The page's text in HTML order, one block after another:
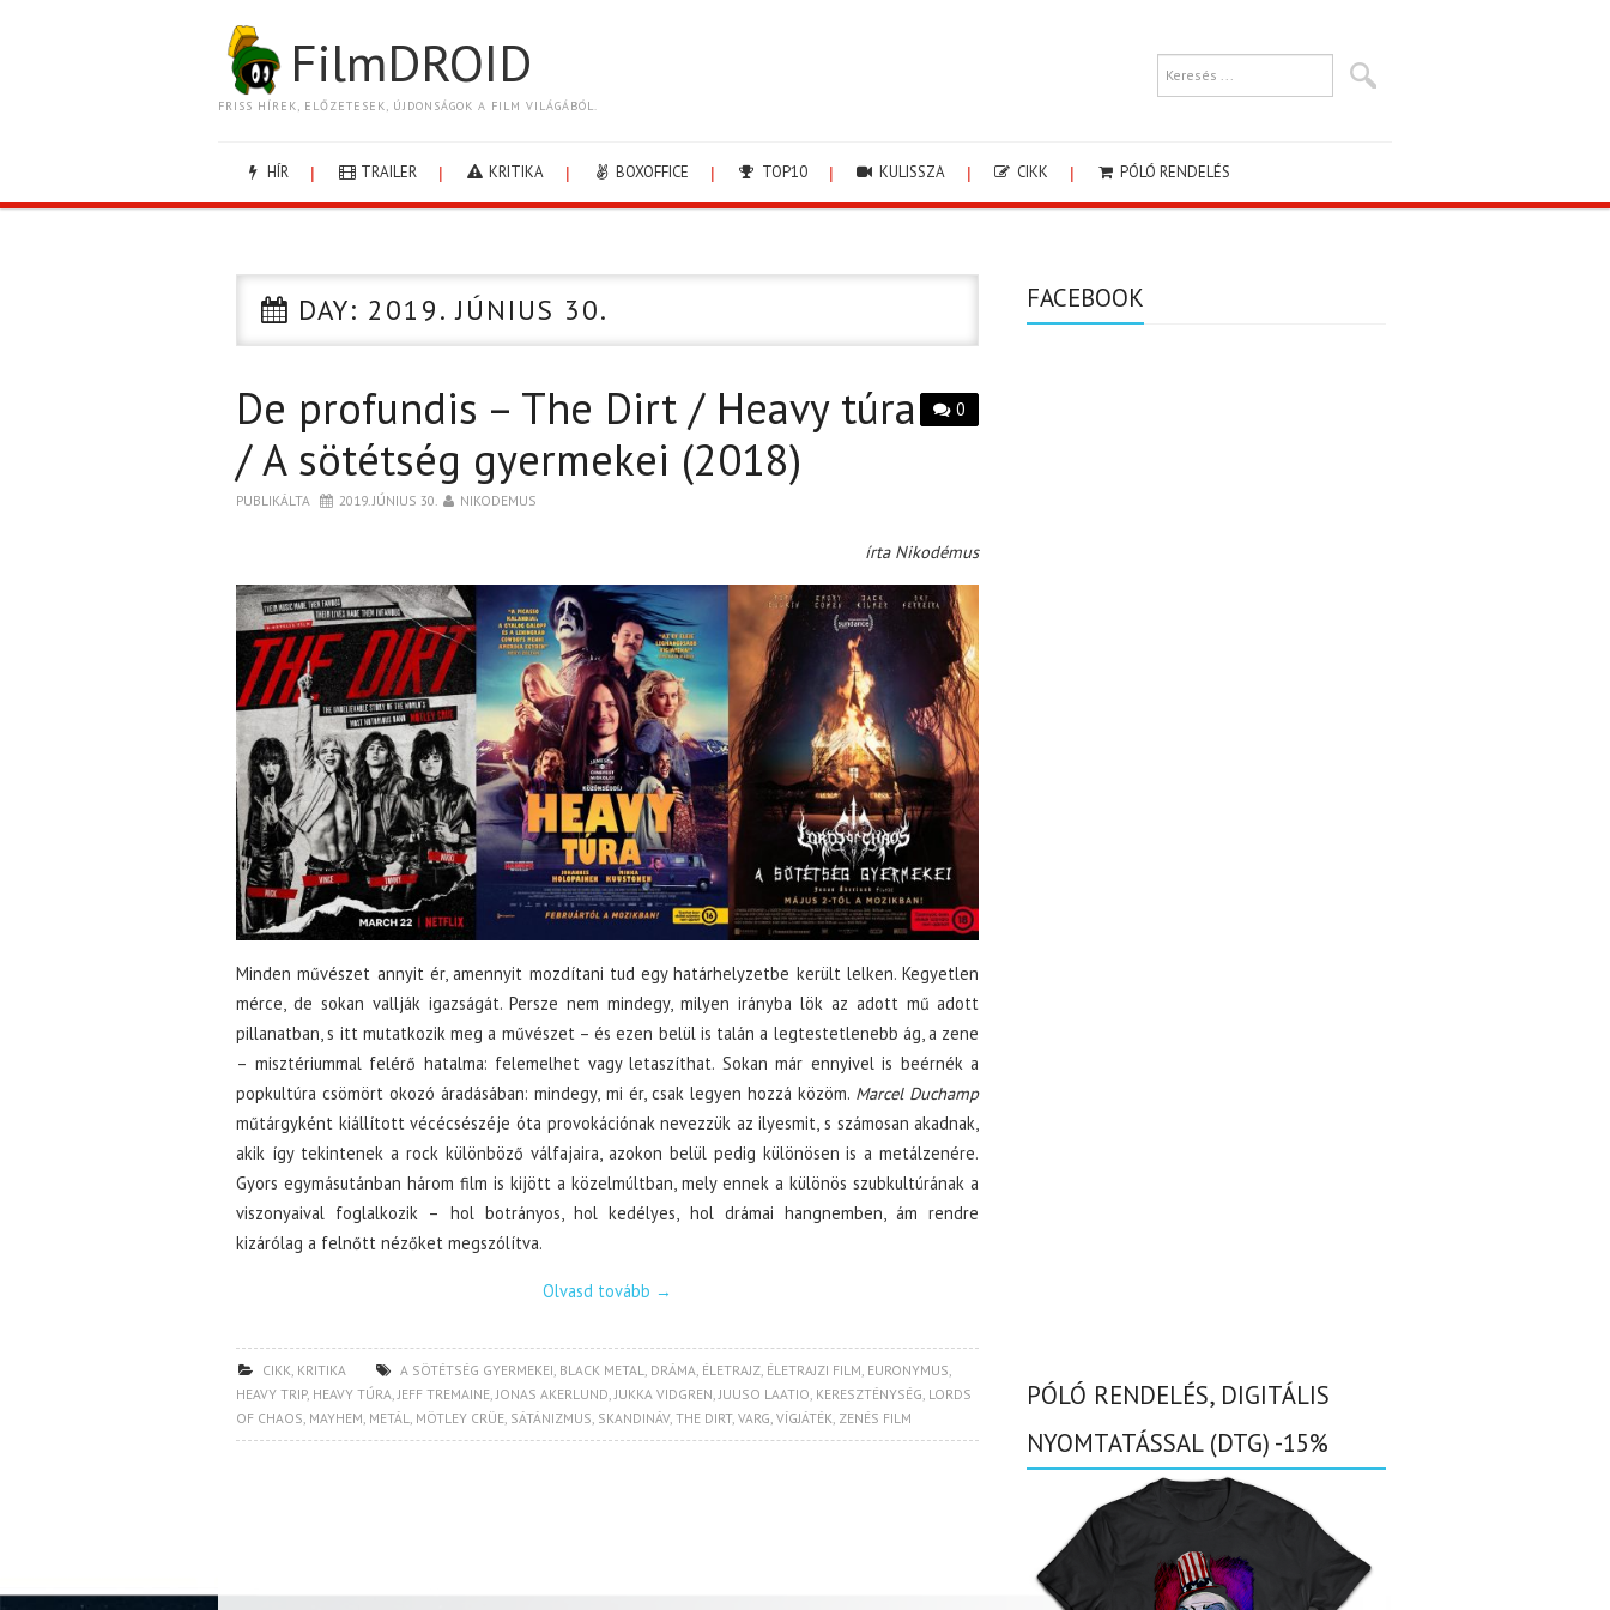
FilmDROID
FRISS HÍREK, ELŐZETESEK, ÚJDONSÁGOK A FILM VILÁGÁBÓL.
HÍR TRAILER KRITIKA BOXOFFICE TOP10 KULISSZA CIKK PÓLÓ RENDELÉS
DAY: 2019. JÚNIUS 30.
0
De profundis – The Dirt / Heavy túra
/ A sötétség gyermekei (2018)
PUBLIKÁLTA 2019. JÚNIUS 30. NIKODEMUS
írta Nikodémus
Minden művészet annyit ér, amennyit mozdítani tud egy határhelyzetbe került lelken. Kegyetlen
mérce, de sokan vallják igazságát. Persze nem mindegy, milyen irányba lök az adott mű adott
pillanatban, s itt mutatkozik meg a művészet – és ezen belül is talán a legtestetlenebb ág, a zene
– misztériummal felérő hatalma: felemelhet vagy letaszíthat. Sokan már ennyivel is beérnék a
popkultúra csömört okozó áradásában: mindegy, mi ér, csak legyen hozzá közöm. Marcel Duchamp
műtárgyként kiállított vécécsészéje óta provokációnak nevezzük az ilyesmit, s számosan akadnak,
akik így tekintenek a rock különböző válfajaira, azokon belül pedig különösen is a metálzenére.
Gyors egymásutánban három film is kijött a közelmúltban, mely ennek a különös szubkultúrának a
viszonyaival foglalkozik – hol botrányos, hol kedélyes, hol drámai hangnemben, ám rendre
kizárólag a felnőtt nézőket megszólítva.
Olvasd tovább →
CIKK, KRITIKA A SÖTÉTSÉG GYERMEKEI, BLACK METAL, DRÁMA, ÉLETRAJZ, ÉLETRAJZI FILM, EURONYMUS,
HEAVY TRIP, HEAVY TÚRA,JEFF TREMAINE,JONAS AKERLUND,JUKKA VIDGREN,JUUSO LAATIO, KERESZTÉNYSÉG, LORDS
OF CHAOS, MAYHEM, METÁL, MÖTLEY CRÜE, SÁTÁNIZMUS, SKANDINÁV, THE DIRT, VARG, VÍGJÁTÉK, ZENÉS FILM
FACEBOOK
PÓLÓ RENDELÉS, DIGITÁLIS
NYOMTATÁSSAL (DTG) -15%